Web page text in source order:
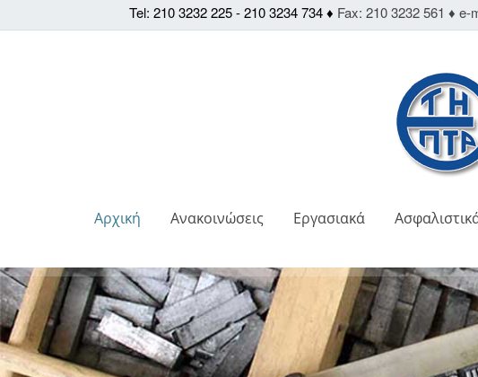
Tel: 210 3232 225 - 210 3234 734 ♦ Fax: 210 3232 561 ♦ e-
Αρχική Ανακοινώσεις Εργασιακά